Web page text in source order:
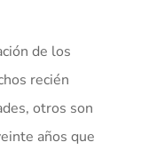
de los
recién
otros son
años que